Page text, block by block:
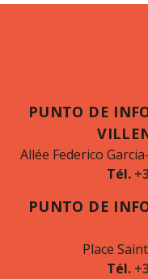
PUNTO DE
Allée Federico
Tél.
PUNTO DE
Place
Tél.